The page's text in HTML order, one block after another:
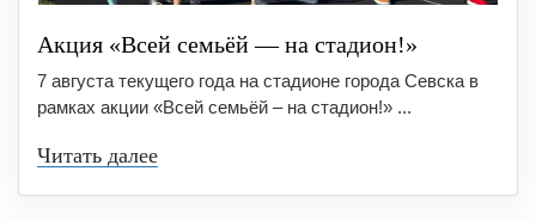
Акция «Всей семьёй — на стадион!»
7 августа текущего года на стадионе города Севска в
рамках акции «Всей семьёй – на стадион!» ...
Читать далее